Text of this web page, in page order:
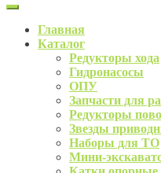
Главная
Каталог
Редукторы хода
Гидронасосы
ОПУ
Запчасти для
Редукторы
Звезды
Наборы для ТО
Мини-